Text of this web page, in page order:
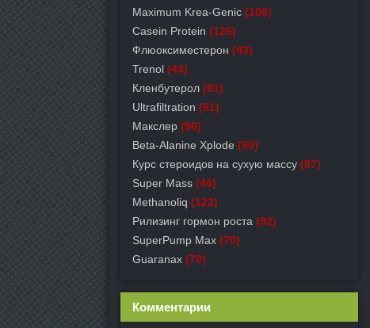
Maximum Krea-Genic (108)
Casein Protein (126)
Флюоксиместерон (43)
Trenol (43)
Кленбутерол (91)
Ultrafiltration (61)
Макслер (96)
Beta-Alanine Xplode (80)
Курс стероидов на сухую массу (87)
Super Mass (46)
Methanoliq (122)
Рилизинг гормон роста (92)
SuperPump Max (70)
Guaranax (70)
Комментарии